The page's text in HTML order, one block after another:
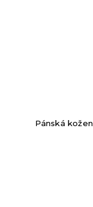
Pánská